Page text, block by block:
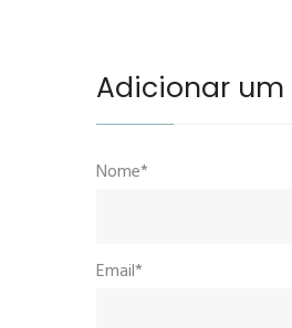
Adicionar
Nome*
Email*